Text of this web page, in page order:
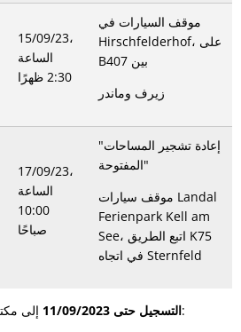
15/09/23،
الساعة
2:30 ظهرًا
موقف السيارات في
Hirschfelderhof، على
B407 بين
زيرف وماندر
17/09/23،
الساعة
10:00
صباحًا
"إعادة تشجير المساحات
المفتوحة"
موقف سيارات Landal
Ferienpark Kell am
See، اتبع الطريق K75
في اتجاه Sternfeld
التسجيل حتى 11/09/2023إلى مكتب غابات ساربورج عن طريق: